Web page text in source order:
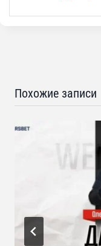
Похожие записи